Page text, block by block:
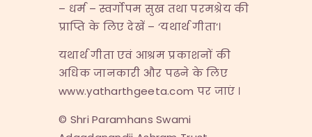
– धर्म – स्वर्गोपम सुख तथा परमश्रेय की
प्राप्ति के लिए देखें – ‘यथार्थ गीता’।
यथार्थ गीता एवं आश्रम प्रकाशनों की
अधिक जानकारी और पढने के लिए
www.yatharthgeeta.com पर जाएं ।
© Shri Paramhans Swami